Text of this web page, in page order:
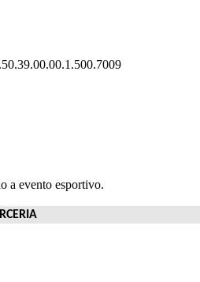
a evento esportivo.